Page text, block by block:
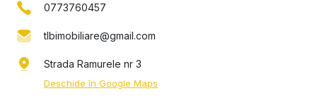
0773760457
tlbimobiliare@gmail.com
Strada Ramurele nr 3
Deschide în Google Maps